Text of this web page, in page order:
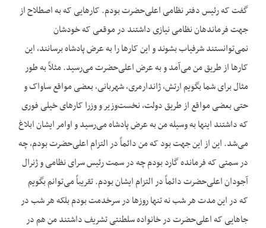
گفت که رئیس دفتر نظامی اعلی‌حضرت بودم. کار‌هایی که به اصطلاح از
جهت فرماندهان نظامی نیازی داشتند در موقعی که خودشان
نمی‌توانستند شرفیاب بشوند و این کارها را به عرض پادشاه برسانند، این
کارها از طریق من می‌آمد و به عرض اعلی‌حضرت می‌رسید. مثلاً به طور
مثال برای شما بگویم ارتش، ژاندارمری، شهربانی، بعضی مواقع ساواک و
حتی بعضی مواقع از طریق دولت، نخست‌وزیر و وزرا کار‌های خیلی فوری
که داشتند اینها به وسیله من به عرض پادشاه می‌رسید و اوامر ایشان ابلاغ
می‌شد. این از این جهت بود که من دائماً در التزام اعلی‌حضرت بودم، چه
در سمتی که فرمانده گارد بودم چه در سمت رئیس سرای نظامی و ژنرال
آجودان اعلی‌حضرت دائماً در التزام ایشان بودم. تقریباً می‌توانم بگویم
که در این مدت هر شب نه تنها روزها در سرخدمت بودم بلکه هر شب در
جا‌هایی که اعلی‌حضرت در خانواده سلطنتی تشریف داشتند من هم در